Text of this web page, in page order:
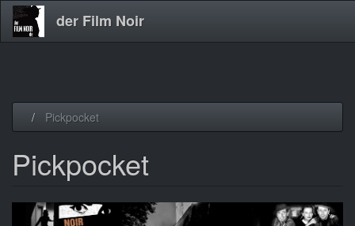
der Film Noir
Pickpocket
Pickpocket